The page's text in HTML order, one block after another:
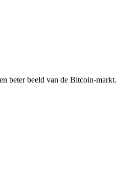
beter beeld van de Bitcoin-markt.